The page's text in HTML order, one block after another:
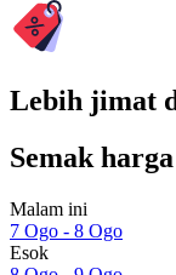
Lebih jimat
Semak
Malam ini
7 Ogo - 8 Ogo
Esok